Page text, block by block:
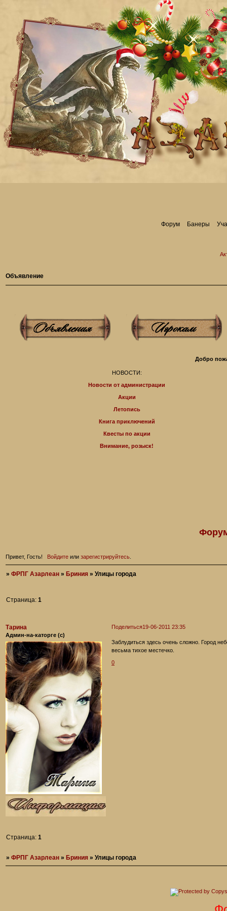
Форум Банеры
Объявление
Добро
НОВОСТИ:
Новости от администрации
Акции
Летопись
Книга приключений
Квесты по акции
Внимание, розыск!
Привет, Гость! Войдитеили зарегистрируйтесь.
»ФРПГ Азарлеан » Бриния »Улицы города
Страница:1
Поделиться19-06-2011 23:35
Тарина
Админ-на-каторге (с)
Заблудиться здесь очень сложно. Город
весьма тихое местечко.
0
Страница:1
»ФРПГ Азарлеан » Бриния »Улицы города